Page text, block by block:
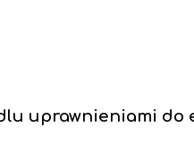
uprawnieniami do